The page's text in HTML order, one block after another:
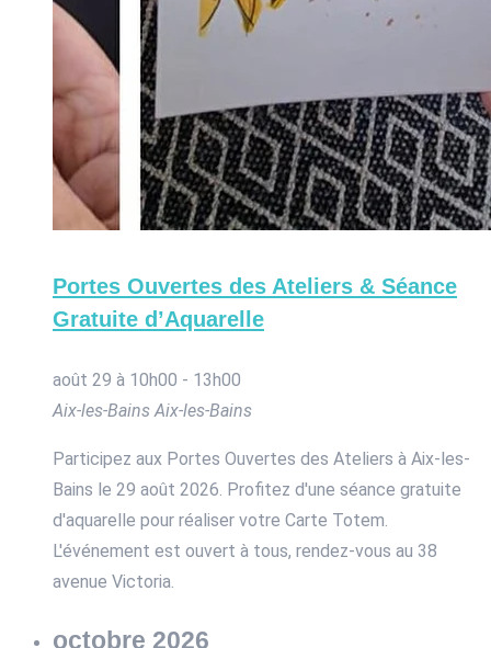
Portes Ouvertes des Ateliers & Séance
Gratuite d’Aquarelle
août 29 à 10h00 - 13h00
Aix-les-BainsAix-les-Bains
Participez aux Portes Ouvertes des Ateliers à Aix-les-
Bains le 29 août 2026. Profitez d'une séance gratuite
d'aquarelle pour réaliser votre Carte Totem.
L'événement est ouvert à tous, rendez-vous au 38
avenue Victoria.
octobre 2026